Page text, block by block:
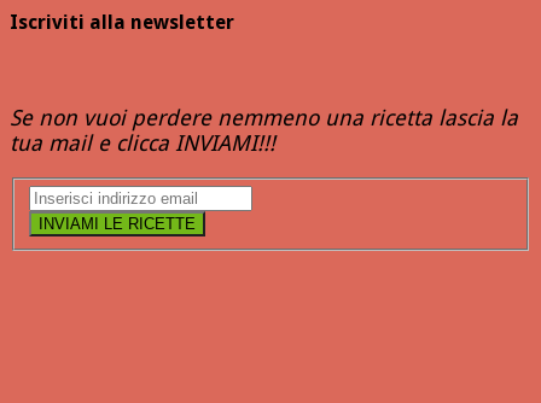
Iscriviti alla newsletter
Se non vuoi perdere nemmeno una ricetta lascia la
tua mail e clicca INVIAMI!!!